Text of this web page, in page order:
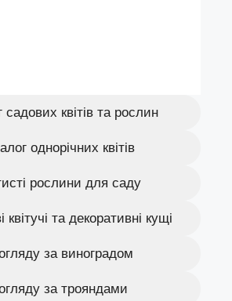
садових квітів та рослин
однорічних квітів
рослини для саду
квітучі та декоративні кущі
за виноградом
за трояндами